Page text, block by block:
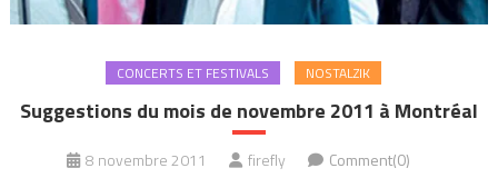
CONCERTS ET FESTIVALS NOSTALZIK
Suggestions du mois de novembre 2011 à Montréal
8 novembre 2011 firefly Comment(0)